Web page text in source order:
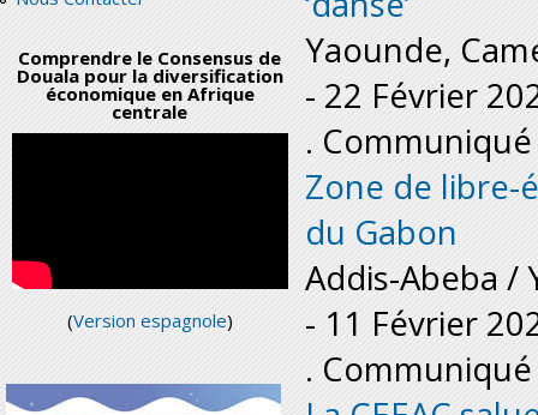
Comprendre le Consensus de
Douala pour la diversification
économique en Afrique
centrale
(Version espagnole)
Yaounde,
- 22 Février
.
Zone de libre-
du Gabon
Addis-Abeba /
- 11 Février
.